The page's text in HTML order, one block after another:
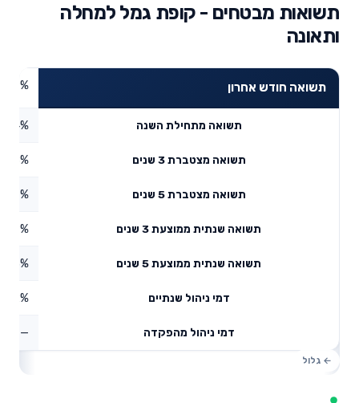
תשואות מבטחים - קופת גמל למחלה
ותאונה
תשואה חודש אחרון
תשואה מתחילת השנה
תשואה מצטברת 3 שנים
תשואה מצטברת 5 שנים
תשואה שנתית ממוצעת 3 שנים
תשואה שנתית ממוצעת 5 שנים
דמי ניהול שנתיים 2%
דמי ניהול מהפקדה —